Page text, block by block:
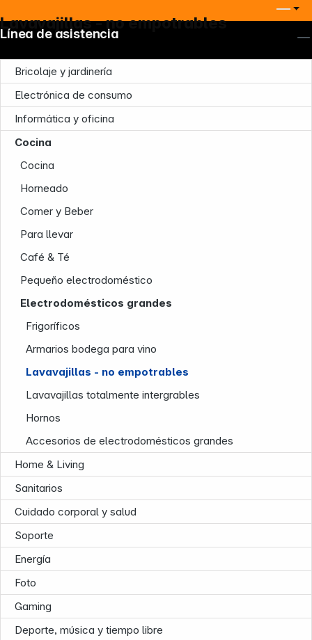
Lavavajillas - no empotrables
Bricolaje y jardinería
Electrónica de consumo
Informática y oficina
Cocina
Cocina
Horneado
Comer y Beber
Para llevar
Café & Té
Pequeño electrodoméstico
Electrodomésticos grandes
Frigoríficos
Armarios bodega para vino
Lavavajillas - no empotrables
Lavavajillas totalmente intergrables
Hornos
Accesorios de electrodomésticos grandes
Home & Living
Sanitarios
Cuidado corporal y salud
Soporte
Energía
Foto
Gaming
Deporte, música y tiempo libre
Línea de asistencia
Nuestra empresa
News
Follow us on